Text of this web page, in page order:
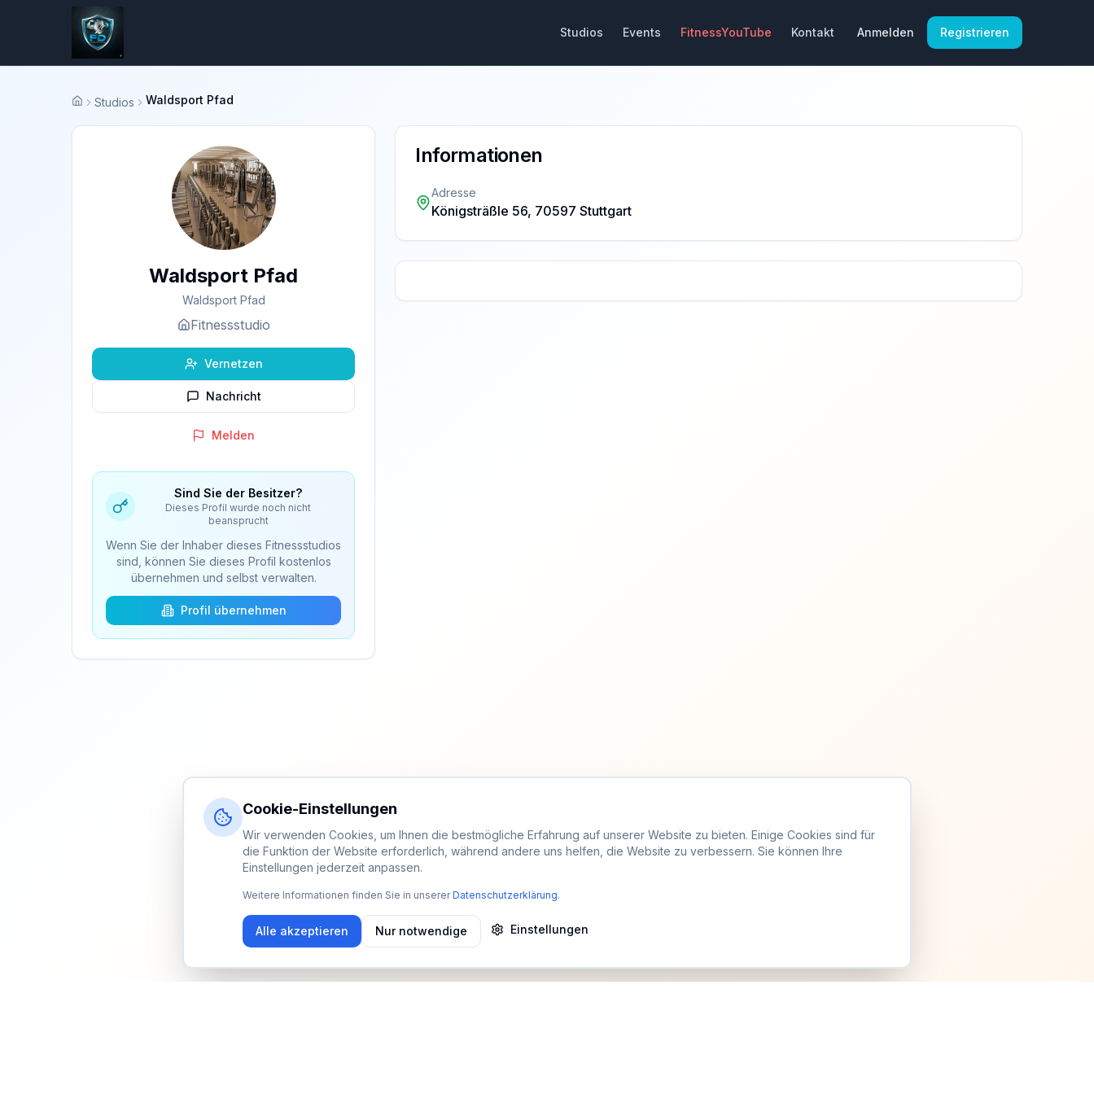
Studios Events FitnessYouTube Kontakt Anmelden Registrieren
Startseite
Studios Waldsport Pfad
Waldsport Pfad
Waldsport Pfad
Fitnessstudio
Vernetzen
Nachricht
Melden
Sind Sie der Besitzer?
Dieses Profil wurde noch nicht
beansprucht
Wenn Sie der Inhaber dieses Fitnessstudios
sind, können Sie dieses Profil kostenlos
übernehmen und selbst verwalten.
Profil übernehmen
Informationen
Adresse
Königsträßle 56, 70597 Stuttgart
Cookie-Einstellungen
Wir verwenden Cookies, um Ihnen die bestmögliche Erfahrung auf unserer Website zu bieten. Einige Cookies sind für
die Funktion der Website erforderlich, während andere uns helfen, die Website zu verbessern. Sie können Ihre
Einstellungen jederzeit anpassen.
Weitere Informationen finden Sie in unserer Datenschutzerklärung.
Alle akzeptieren Nur notwendige Einstellungen